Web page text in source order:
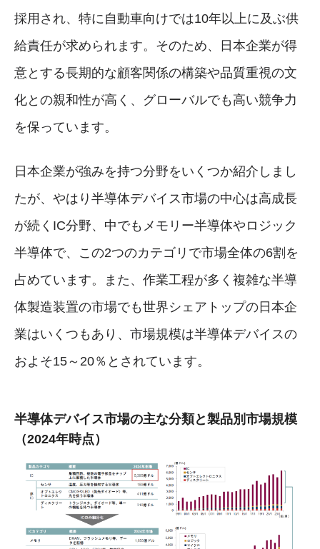
採用され、特に自動車向けでは10年以上に及ぶ供
給責任が求められます。そのため、日本企業が得
意とする長期的な顧客関係の構築や品質重視の文
化との親和性が高く、グローバルでも高い競争力
を保っています。
日本企業が強みを持つ分野をいくつか紹介しまし
たが、やはり半導体デバイス市場の中心は高成長
が続くIC分野、中でもメモリー半導体やロジック
半導体で、この2つのカテゴリで市場全体の6割を
占めています。また、作業工程が多く複雑な半導
体製造装置の市場でも世界シェアトップの日本企
業はいくつもあり、市場規模は半導体デバイスの
およそ15～20％とされています。
半導体デバイス市場の主な分類と製品別市場規模
（2024年時点）